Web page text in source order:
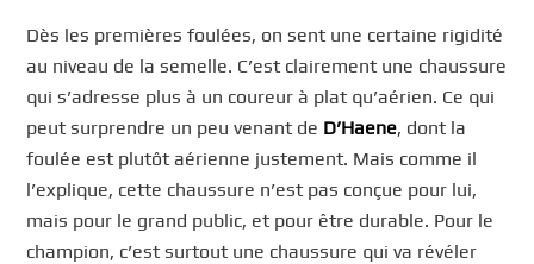
Dès les premières foulées, on sent une certaine rigidité
au niveau de la semelle. C’est clairement une chaussure
qui s’adresse plus à un coureur à plat qu’aérien. Ce qui
peut surprendre un peu venant de D’Haene, dont la
foulée est plutôt aérienne justement. Mais comme il
l’explique, cette chaussure n’est pas conçue pour lui,
mais pour le grand public, et pour être durable. Pour le
champion, c’est surtout une chaussure qui va révéler